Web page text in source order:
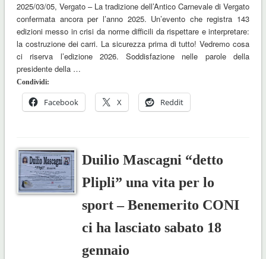
2025/03/05, Vergato – La tradizione dell’Antico Carnevale di Vergato
confermata ancora per l’anno 2025. Un’evento che registra 143
edizioni messo in crisi da norme difficili da rispettare e interpretare:
la costruzione dei carri. La sicurezza prima di tutto! Vedremo cosa
ci riserva l’edizione 2026. Soddisfazione nelle parole della
presidente della …
Condividi:
Facebook X Reddit
Duilio Mascagni “detto
Plipli” una vita per lo
sport – Benemerito CONI
ci ha lasciato sabato 18
gennaio